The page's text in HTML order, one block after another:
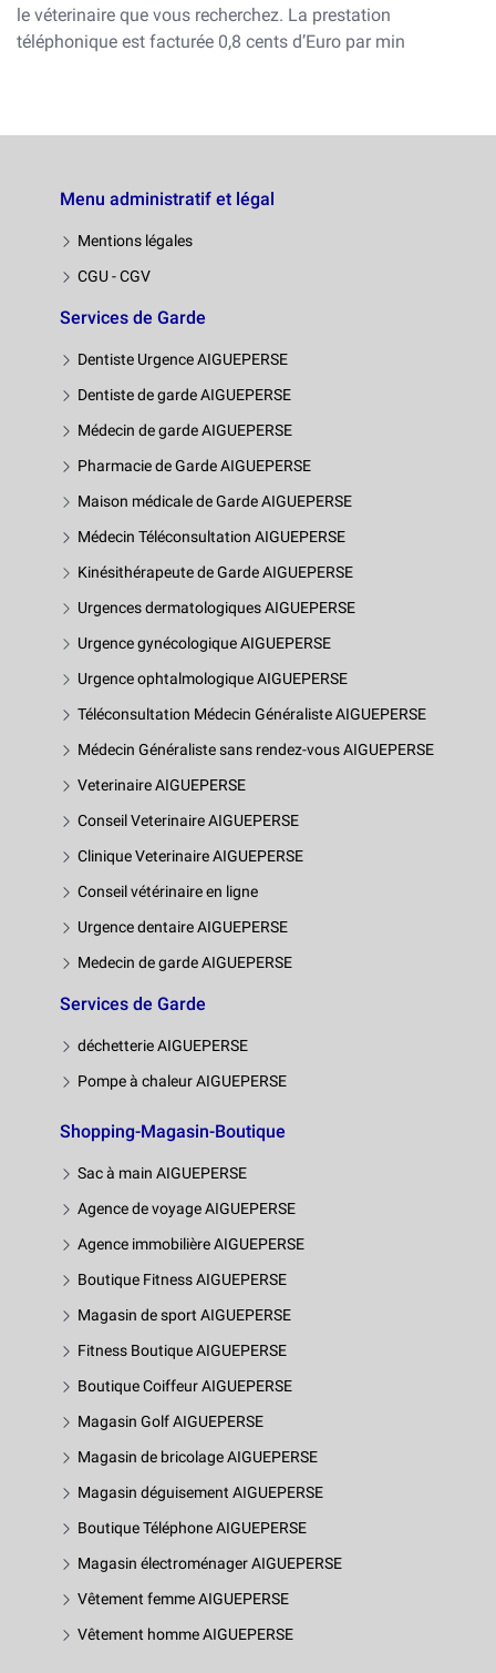
le véterinaire que vous recherchez. La prestation
téléphonique est facturée 0,8 cents d’Euro par min
Menu administratif et légal
Mentions légales
CGU - CGV
Services de Garde
Dentiste Urgence AIGUEPERSE
Dentiste de garde AIGUEPERSE
Médecin de garde AIGUEPERSE
Pharmacie de Garde AIGUEPERSE
Maison médicale de Garde AIGUEPERSE
Médecin Téléconsultation AIGUEPERSE
Kinésithérapeute de Garde AIGUEPERSE
Urgences dermatologiques AIGUEPERSE
Urgence gynécologique AIGUEPERSE
Urgence ophtalmologique AIGUEPERSE
Téléconsultation Médecin Généraliste AIGUEPERSE
Médecin Généraliste sans rendez-vous AIGUEPERSE
Veterinaire AIGUEPERSE
Conseil Veterinaire AIGUEPERSE
Clinique Veterinaire AIGUEPERSE
Conseil vétérinaire en ligne
Urgence dentaire AIGUEPERSE
Medecin de garde AIGUEPERSE
Services de Garde
déchetterie AIGUEPERSE
Pompe à chaleur AIGUEPERSE
Shopping-Magasin-Boutique
Sac à main AIGUEPERSE
Agence de voyage AIGUEPERSE
Agence immobilière AIGUEPERSE
Boutique Fitness AIGUEPERSE
Magasin de sport AIGUEPERSE
Fitness Boutique AIGUEPERSE
Boutique Coiffeur AIGUEPERSE
Magasin Golf AIGUEPERSE
Magasin de bricolage AIGUEPERSE
Magasin déguisement AIGUEPERSE
Boutique Téléphone AIGUEPERSE
Magasin électroménager AIGUEPERSE
Vêtement femme AIGUEPERSE
Vêtement homme AIGUEPERSE